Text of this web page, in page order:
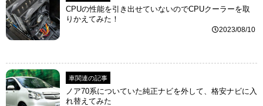
CPUの性能を引き出せていないのでCPUクーラーを取
りかえてみた！
2023/08/10
車関連の記事
ノア70系についていた純正ナビを外して、格安ナビに入
れ替えてみた